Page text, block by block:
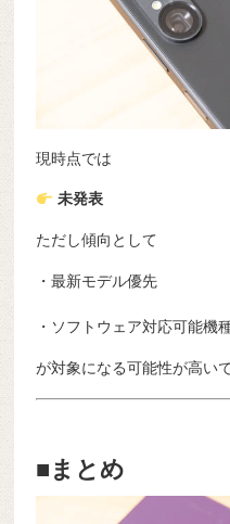
現時点では
未発表
ただし傾向として
・最新モデル優先
・ソフトウェア対応可能機
が対象になる可能性が高いで
■まとめ